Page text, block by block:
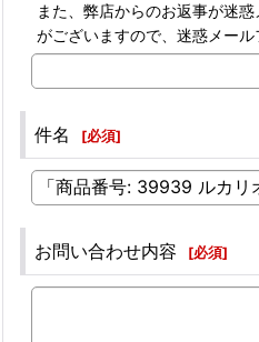
また、弊店からのお返事が迷
がございますので、迷惑メール
件名 [必須]
お問い合わせ内容 [必須]